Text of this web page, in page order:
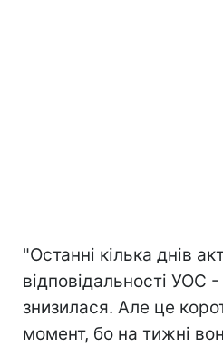
"Останні кілька днів
відповідальності УОС
знизилася. Але це
момент, бо на тижні